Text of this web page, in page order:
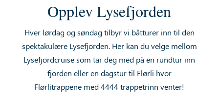
Opplev Lysefjorden
Hver lørdag og søndag tilbyr vi båtturer inn til den
spektakulære Lysefjorden. Her kan du velge mellom
Lysefjordcruise som tar deg med på en rundtur inn
fjorden eller en dagstur til Flørli hvor
Flørlitrappene med 4444 trappetrinn venter!